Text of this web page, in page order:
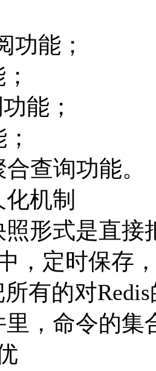
功能；
能；
查询功能。
化机制
照形式是直
，定时保存
所有的对
，命令的集